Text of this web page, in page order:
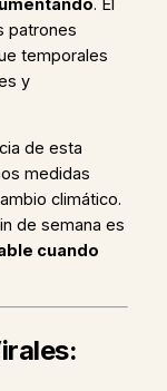
patrones
temporales
y
de esta
medidas
climático.
de semana es
cuando